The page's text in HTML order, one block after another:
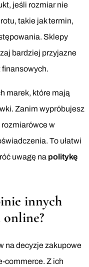
jeśli rozmiar nie
takie jak termin,
Sklepy
bardziej przyjazne
marek, które mają
Zanim wypróbujesz
w
To ułatwi
uwagę na politykę
innych
na decyzje zakupowe
commerce. Z ich